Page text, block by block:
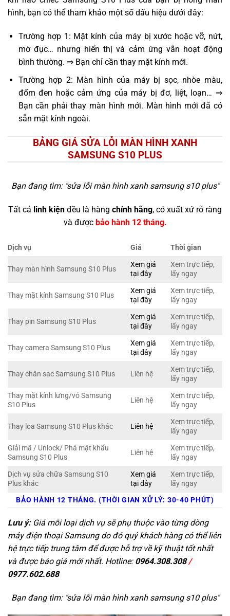
hình, bạn có thể tham khảo một số dấu hiệu dưới đây:
Trường hợp 1: Mặt kính của máy bị xước hoặc vỡ, nứt,
mờ đục… nhưng hiển thị và cảm ứng vẫn hoạt động
bình thường. ⇒ Bạn chỉ cần thay mặt kính mới.
Trường hợp 2: Màn hình của máy bị sọc, nhòe màu,
đốm đen hoặc cảm ứng của máy bị đơ, liệt, loạn… ⇒
Bạn cần phải thay màn hình mới. Màn hình mới đã có
sẵn mặt kính ngoài.
BẢNG GIÁ SỬA LỖI MÀN HÌNH XANH
SAMSUNG S10 PLUS
Bạn đang tìm: "sửa lỗi màn hình xanh samsung s10 plus"
Tất cả linh kiện đều là hàng chính hãng, có xuất xứ rõ ràng
và được bảo hành 12 tháng.
Dịch vụ Giá Thời gian
Thay màn hình Samsung S10 Plus
Xem giá
tại đây
Xem trực tiếp,
lấy ngay
Thay mặt kính Samsung S10 Plus
Xem giá
tại đây
Xem trực tiếp,
lấy ngay
Thay pin Samsung S10 Plus
Xem giá
tại đây
Xem trực tiếp,
lấy ngay
Thay camera Samsung S10 Plus
Xem giá
tại đây
Xem trực tiếp,
lấy ngay
Thay chân sạc Samsung S10 Plus Liên hệ
Xem trực tiếp,
lấy ngay
Thay mặt kính lưng/vỏ Samsung
S10 Plus
Liên hệ
Xem trực tiếp,
lấy ngay
Thay loa Samsung S10 Plus khác Liên hệ
Xem trực tiếp,
lấy ngay
Giải mã / Unlock/ Phá mật khẩu
Samsung S10 Plus
Liên hệ
Xem trực tiếp,
lấy ngay
Dịch vụ sửa chữa Samsung S10
Plus khác
Xem giá
tại đây
Xem trực tiếp,
lấy ngay
BẢO HÀNH 12 THÁNG. (THỜI GIAN XỬ LÝ: 30-40 PHÚT)
Lưu ý:Giá mỗi loại dịch vụ sẽ phụ thuộc vào từng dòng
máy điện thoại Samsung do đó quý khách hàng có thể liên
hệ trực tiếp trung tâm để được hỗ trợ về kỹ thuật tốt nhất
và được báo giá mới nhất. Hotline: 0964.308.308/
0977.602.688
Bạn đang tìm: "sửa lỗi màn hình xanh samsung s10 plus"